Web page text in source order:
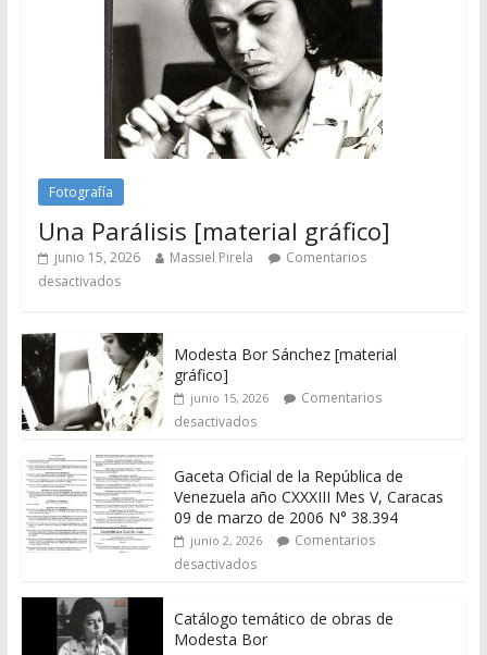
Fotografía
Una Parálisis [material gráfico]
junio 15, 2026 Massiel Pirela
Comentarios
desactivados
Modesta Bor Sánchez [material
gráfico]
junio 15, 2026
Comentarios
desactivados
Gaceta Oficial de la República de
Venezuela año CXXXIII Mes V, Caracas
09 de marzo de 2006 N° 38.394
junio 2, 2026
Comentarios
desactivados
Catálogo temático de obras de
Modesta Bor